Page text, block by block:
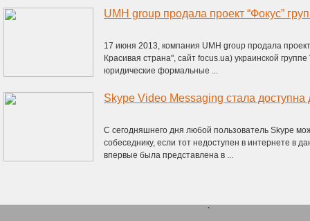
UMH group продала проект “Фокус”
17 июня 2013, компания UMH group продала
Красивая страна", сайт focus.ua) украинской
юридические формальные ...
Skype Video Messaging стала доступна
С сегодняшнего дня любой пользователь Skype
собеседнику, если тот недоступен в интернете в
впервые была представлена в ...
`